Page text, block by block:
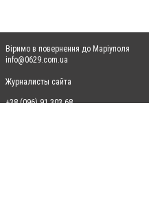
Віримо в повернення до Маріуполя
info@0629.com.ua
Журналисты сайта
+38 (096) 91 303 68